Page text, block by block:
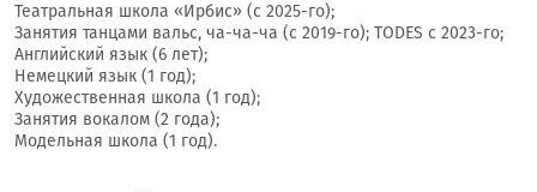
Театральная школа «Ирбис» (с 2025-го);
Занятия танцами вальс, ча-ча-ча (с 2019-го); TODES с 2023-го;
Английский язык (6 лет);
Немецкий язык (1 год);
Художественная школа (1 год);
Занятия вокалом (2 года);
Модельная школа (1 год).